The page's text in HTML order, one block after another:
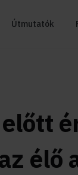
Útmutatók
élő